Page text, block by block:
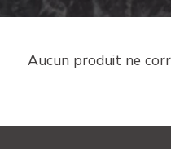
Aucun produit ne